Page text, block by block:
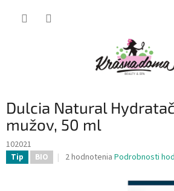
Dulcia Natural
mužov, 50 ml
102021
Tip BIO
Priemerné
2 hodnotenia Podrobnosti